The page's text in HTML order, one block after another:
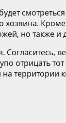
но также и
отрицать